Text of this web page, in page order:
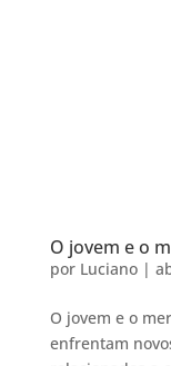
O jovem e o
por Luciano|
O jovem e o
enfrentam